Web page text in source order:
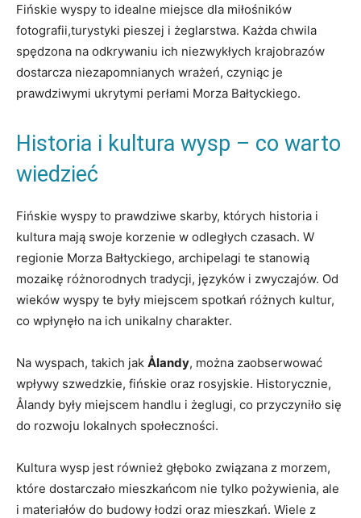
Fińskie wyspy to idealne‍ miejsce dla miłośników
fotografii,turystyki pieszej i żeglarstwa. Każda chwila
spędzona⁣ na odkrywaniu ich​ niezwykłych‍ krajobrazów​
dostarcza niezapomnianych wrażeń, czyniąc je
prawdziwymi ukrytymi perłami Morza Bałtyckiego.
Historia i kultura wysp – co warto
wiedzieć
Fińskie wyspy to prawdziwe skarby, których historia i
kultura⁤ mają ⁢swoje korzenie w odległych czasach. W
regionie Morza Bałtyckiego, archipelagi te stanowią
mozaikę różnorodnych tradycji, języków i zwyczajów. Od
wieków wyspy te były miejscem spotkań różnych kultur,
co wpłynęło⁣ na ​ich unikalny charakter.
Na wyspach, takich jak Ålandy, można zaobserwować
wpływy szwedzkie, fińskie oraz rosyjskie.⁤ Historycznie,
Ålandy były​ miejscem handlu ‌i żeglugi, ⁣co przyczyniło się
do rozwoju lokalnych społeczności.
Kultura⁢ wysp jest również głęboko ⁢związana z morzem,
które dostarczało mieszkańcom nie tylko⁣ pożywienia, ale
i materiałów do budowy łodzi oraz mieszkań.‌ Wiele z